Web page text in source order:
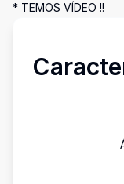
* TEMOS VÍDEO !!